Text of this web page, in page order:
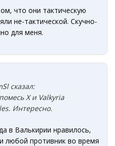
что они тактическую
не-тактической. Скучно-
для меня.
сказал:
X и Valkyria
Интересно.
в Валькирии нравилось,
любой противник во время